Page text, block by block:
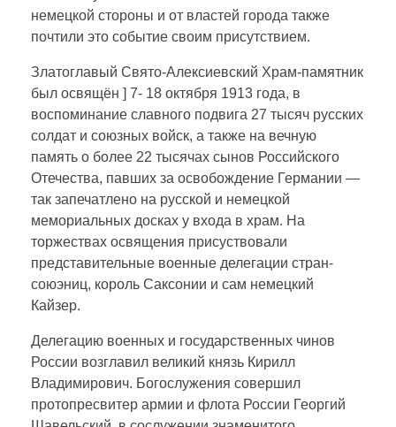
немецкой стороны и от властей города также
почтили это событие своим присутствием.
Златоглавый Свято-Алексиевский Храм-памятник
был освящён ] 7- 18 октября 1913 года, в
воспоминание славного подвига 27 тысяч русских
солдат и союзных войск, а также на вечную
память о более 22 тысячах сынов Российского
Отечества, павших за освобождение Германии —
так запечатлено на русской и немецкой
мемориальных досках у входа в храм. На
торжествах освящения присуствовали
представительные военные делегации стран-
союэниц, король Саксонии и сам немецкий
Кайзер.
Делегацию военных и государственных чинов
России возглавил великий князь Кирилл
Владимирович. Богослужения совершил
протопресвитер армии и флота России Георгий